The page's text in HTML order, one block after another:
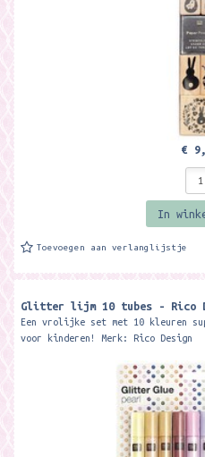
€
In
Toevoegen aan verlanglijstje
Glitter lijm 10 tubes - Rico
Een vrolijke set met 10 kleuren
voor kinderen! Merk: Rico Design